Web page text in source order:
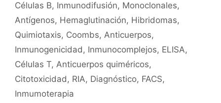
Células B, Inmunodifusión, Monoclonales,
Antígenos, Hemaglutinación, Hibridomas,
Quimiotaxis, Coombs, Anticuerpos,
Inmunogenicidad, Inmunocomplejos, ELISA,
Células T, Anticuerpos quiméricos,
Citotoxicidad, RIA, Diagnóstico, FACS,
Inmumoterapia